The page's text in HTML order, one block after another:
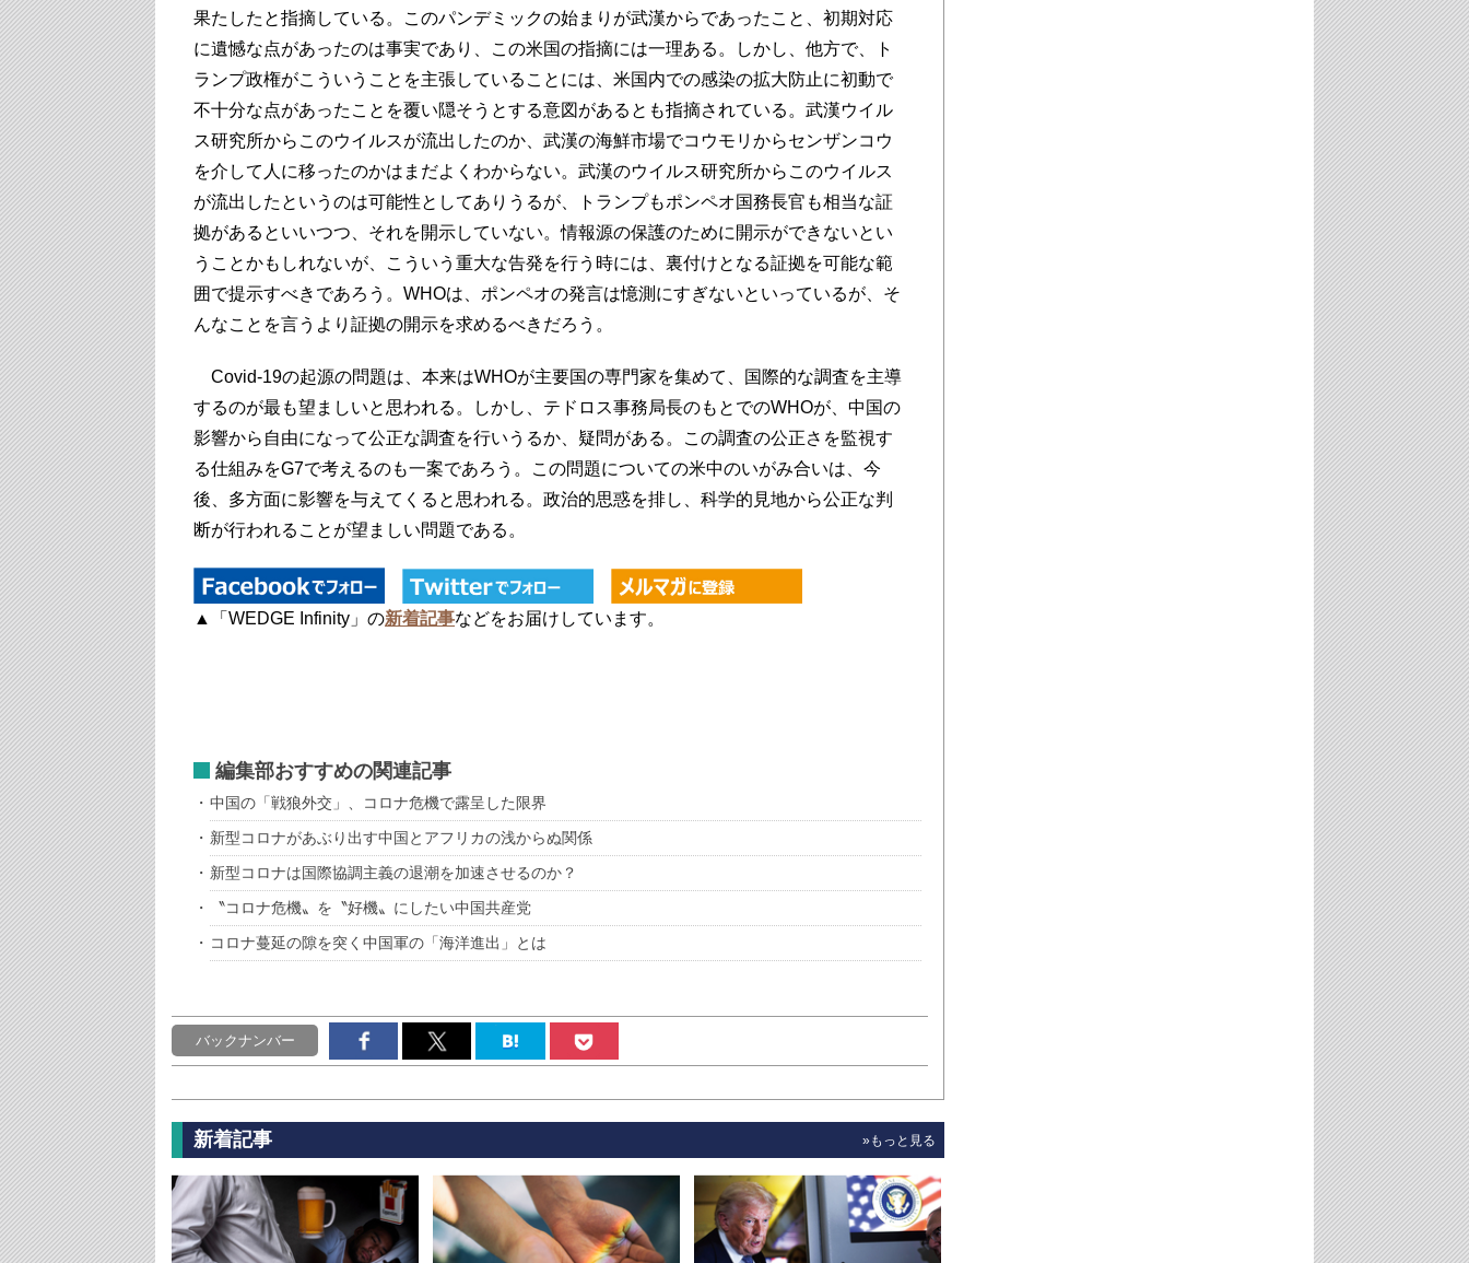
果たしたと指摘している。このパンデミックの始まりが武漢からであったこと、初期対応
に遺憾な点があったのは事実であり、この米国の指摘には一理ある。しかし、他方で、ト
ランプ政権がこういうことを主張していることには、米国内での感染の拡大防止に初動で
不十分な点があったことを覆い隠そうとする意図があるとも指摘されている。武漢ウイル
ス研究所からこのウイルスが流出したのか、武漢の海鮮市場でコウモリからセンザンコウ
を介して人に移ったのかはまだよくわからない。武漢のウイルス研究所からこのウイルス
が流出したというのは可能性としてありうるが、トランプもポンペオ国務長官も相当な証
拠があるといいつつ、それを開示していない。情報源の保護のために開示ができないとい
うことかもしれないが、こういう重大な告発を行う時には、裏付けとなる証拠を可能な範
囲で提示すべきであろう。WHOは、ポンペオの発言は憶測にすぎないといっているが、そ
んなことを言うより証拠の開示を求めるべきだろう。
Covid-19の起源の問題は、本来はWHOが主要国の専門家を集めて、国際的な調査を主導
するのが最も望ましいと思われる。しかし、テドロス事務局長のもとでのWHOが、中国の
影響から自由になって公正な調査を行いうるか、疑問がある。この調査の公正さを監視す
る仕組みをG7で考えるのも一案であろう。この問題についての米中のいがみ合いは、今
後、多方面に影響を与えてくると思われる。政治的思惑を排し、科学的見地から公正な判
断が行われることが望ましい問題である。
▲「WEDGE Infinity」の新着記事などをお届けしています。
編集部おすすめの関連記事
中国の「戦狼外交」、コロナ危機で露呈した限界
新型コロナがあぶり出す中国とアフリカの浅からぬ関係
新型コロナは国際協調主義の退潮を加速させるのか？
〝コロナ危機〟を〝好機〟にしたい中国共産党
コロナ蔓延の隙を突く中国軍の「海洋進出」とは
バックナンバー
新着記事 »もっと見る